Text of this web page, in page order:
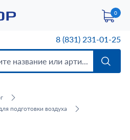
0
8 (831) 231-01-25
подготовки воздуха